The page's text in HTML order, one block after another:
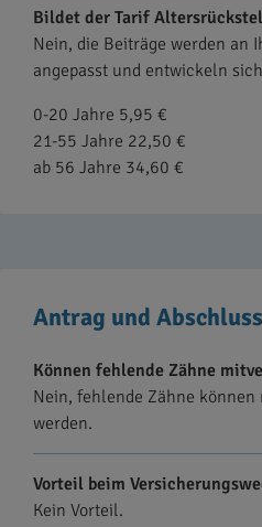
Bildet der Tarif
Nein, die Beiträge werden an
angepasst und entwickeln
0-20 Jahre 5,95 €
21-55 Jahre 22,50 €
ab 56 Jahre 34,60 €
Antrag und Abschluss
Können fehlende Zähne
Nein, fehlende Zähne
werden.
Vorteil beim
Kein Vorteil.